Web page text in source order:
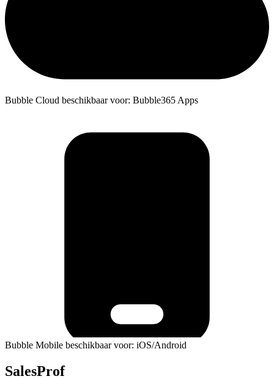
Bubble Cloud beschikbaar voor: Bubble365 Apps
Bubble Mobile beschikbaar voor: iOS/Android
SalesProf